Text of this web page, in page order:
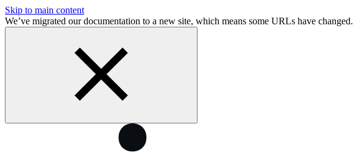
Skip to main content
We’ve migrated our documentation to a new site, which means some URLs have changed.